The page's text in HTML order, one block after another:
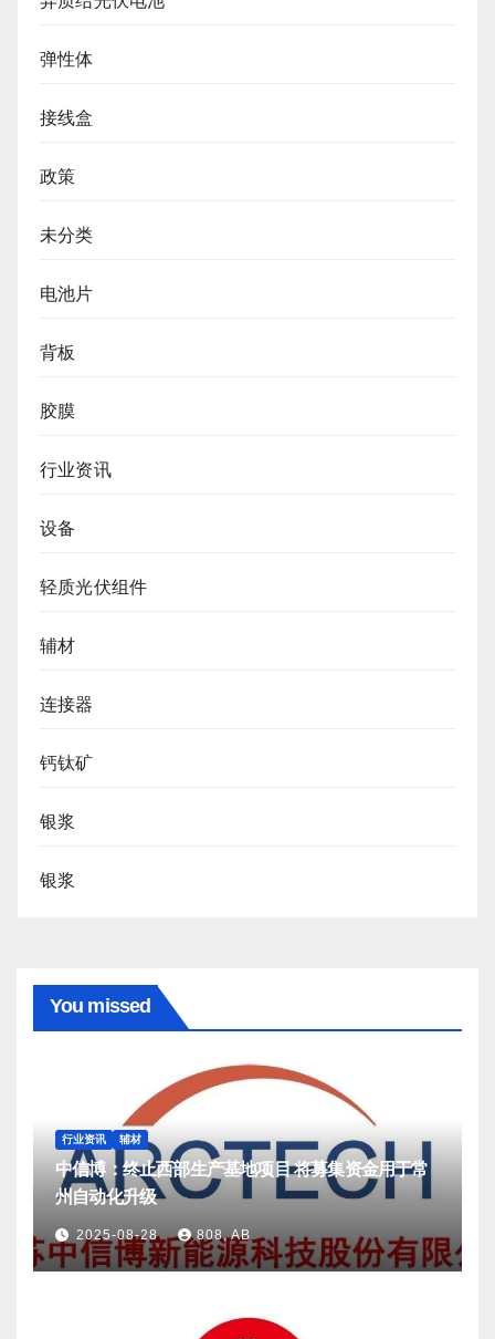
弹性体
接线盒
政策
未分类
电池片
背板
胶膜
行业资讯
设备
轻质光伏组件
辅材
连接器
钙钛矿
银浆
银浆
You missed
行业资讯 辅材
中信博：终止西部生产基地项目 将募集资金用于常
州自动化升级
2025-08-28 808, AB